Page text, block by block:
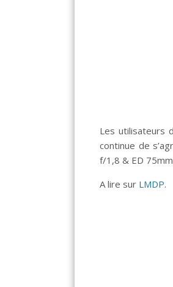
Les utilisateurs
continue de
f/1,8 & ED
A lire sur LMDP.